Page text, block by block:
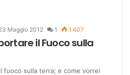
Maggio 2012 1 1.407
il Fuoco sulla
fuoco sulla terra; e come vorrei